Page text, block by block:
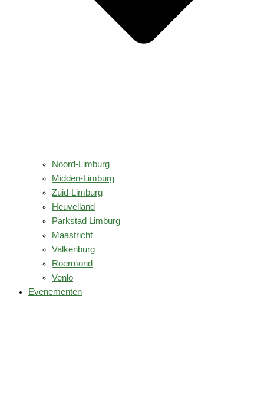
Noord-Limburg
Midden-Limburg
Zuid-Limburg
Heuvelland
Parkstad Limburg
Maastricht
Valkenburg
Roermond
Venlo
Evenementen